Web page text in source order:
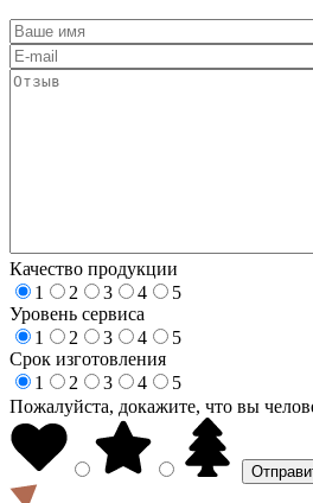
Качество продукции
1
2 3 4
5
Уровень сервиса
1
2 3 4
5
Срок изготовления
1
2 3 4
5
Пожалуйста, докажите, что вы